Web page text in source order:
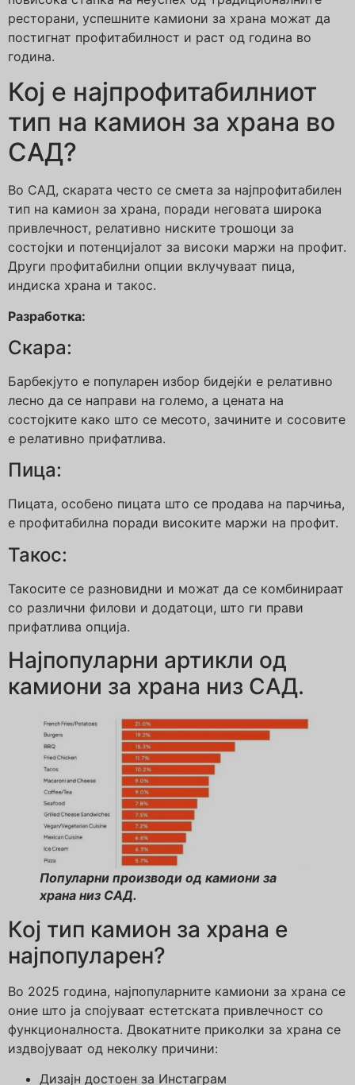
ресторани, успешните камиони за храна можат да
постигнат профитабилност и раст од година во
година.
Кој е најпрофитабилниот
тип на камион за храна во
САД?
Во САД, скарата често се смета за најпрофитабилен
тип на камион за храна, поради неговата широка
привлечност, релативно ниските трошоци за
состојки и потенцијалот за високи маржи на профит.
Други профитабилни опции вклучуваат пица,
индиска храна и такос.
Разработка:
Скара:
Барбекјуто е популарен избор бидејќи е релативно
лесно да се направи на големо, а цената на
состојките како што се месото, зачините и сосовите
е релативно прифатлива.
Пица:
Пицата, особено пицата што се продава на парчиња,
е профитабилна поради високите маржи на профит.
Такос:
Такосите се разновидни и можат да се комбинираат
со различни филови и додатоци, што ги прави
прифатлива опција.
Најпопуларни артикли од
камиони за храна низ САД.
Популарни производи од камиони за
храна низ САД.
Кој тип камион за храна е
најпопуларен?
Во 2025 година, најпопуларните камиони за храна се
оние што ја спојуваат естетската привлечност со
функционалноста. Двокатните приколки за храна се
издвојуваат од неколку причини:
Дизајн достоен за Инстаграм